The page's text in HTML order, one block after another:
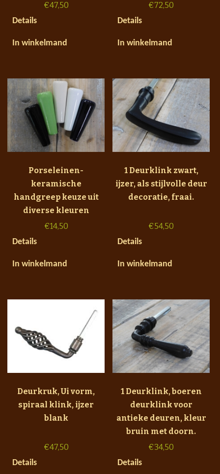
€47,50
Details
In winkelmand
€72,50
Details
In winkelmand
Porseleinen-
keramische
handgreep keuze uit
diverse kleuren
€14,50
Details
In winkelmand
1 Deurklink zwart,
ijzer, als stijlvolle deur
decoratie, fraai.
€54,50
Details
In winkelmand
Deurkruk, Ui vorm,
spiraal klink, ijzer
blank
€47,50
Details
1 Deurklink, boeren
deurklink voor
antieke deuren, kleur
bruin met doorn.
€34,50
Details